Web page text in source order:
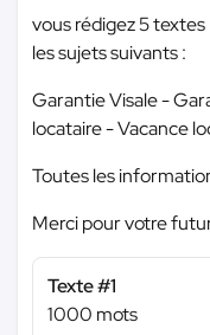
vous rédigez 5
les sujets suivants :
Garantie Visale -
locataire - Vacance
Toutes les
Merci pour votre
Texte #1
1000 mots